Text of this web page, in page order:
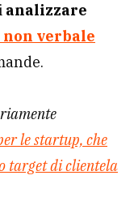
analizzare
verbale
le startup, che
target di clientela